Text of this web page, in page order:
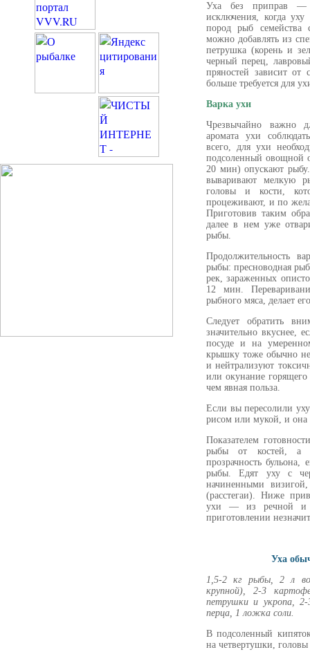
Уха без приправ —
исключения, когда
пород рыб семейства
можно добавлять из
петрушка (корень и
черный перец,
пряностей зависит
больше требуется для
Варка ухи
Чрезвычайно важно
аромата ухи
всего, для ухи
подсоленный овощной
20 мин) опускают
вываривают мелкую
головы и кости,
процеживают, и по
Приготовив таким
далее в нем уже
рыбы.
Продолжительность
рыбы: пресноводная
рек, зараженных
12 мин.
рыбного мяса, делает
Следует обратить
значительно вкуснее,
посуде и на
крышку тоже обычно
и нейтрализуют
или окунание
чем явная польза.
Если вы пересолили
рисом или мукой, и она
Показателем
рыбы от костей, а
прозрачность бульона,
рыбы. Едят уху с
начиненными
(расстегаи). Ниже
ухи — из речной и
приготовлении
Уха
1,5-2 кг рыбы, 2 л
крупной), 2-3
петрушки и укропа, 2-
перца, 1 ложка соли.
В подсоленный
на четвертушки,